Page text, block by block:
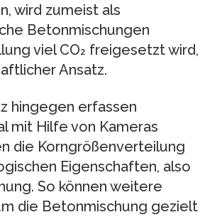
wird zumeist als
Betonmischungen
viel CO₂ freigesetzt wird,
Ansatz.
hingegen erfassen
mit Hilfe von Kameras
die Korngrößenverteilung
Eigenschaften, also
So können weitere
die Betonmischung gezielt